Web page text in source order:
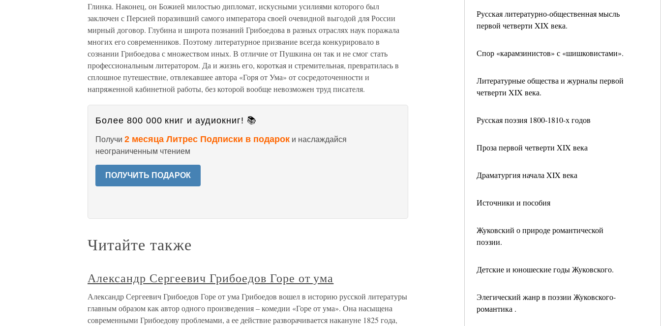
Русская литературно-общественная мысль
первой четверти XIX века.
Спор «карамзинистов» с «шишковистами».
Литературные общества и журналы первой
четверти XIX века.
Русская поэзия 1800-1810-х годов
Проза первой четверти XIX века
Драматургия начала XIX века
Источники и пособия
Жуковский о природе романтической
поэзии.
Детские и юношеские годы Жуковского.
Элегический жанр в поэзии Жуковского-
романтика .
Глинка. Наконец, он Божией милостью дипломат, искусными усилиями которого был
заключен с Персией поразивший самого императора своей очевидной выгодой для России
мирный договор. Глубина и широта познаний Грибоедова в разных отраслях наук поражала
многих его современников. Поэтому литературное призвание всегда конкурировало в
сознании Грибоедова с множеством иных. В отличие от Пушкина он так и не смог стать
профессиональным литератором. Да и жизнь его, короткая и стремительная, превратилась в
сплошное путешествие, отвлекавшее автора «Горя от Ума» от сосредоточенности и
напряженной кабинетной работы, без которой вообще невозможен труд писателя.
Более 800 000 книг и аудиокниг! 📚
Получи 2 месяца Литрес Подписки в подарок и наслаждайся
неограниченным чтением
ПОЛУЧИТЬ ПОДАРОК
Читайте также
Александр Сергеевич Грибоедов Горе от ума
Александр Сергеевич Грибоедов Горе от ума Грибоедов вошел в историю русской литературы
главным образом как автор одного произведения – комедии «Горе от ума». Она насыщена
современными Грибоедову проблемами, а ее действие разворачивается накануне 1825 года,